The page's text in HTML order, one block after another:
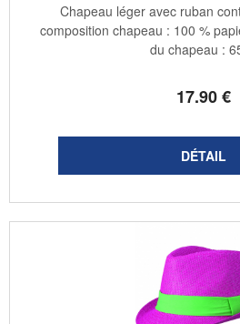
17.90€
Chapeau léger avec ruban
composition chapeau : 100 %
du chapeau :